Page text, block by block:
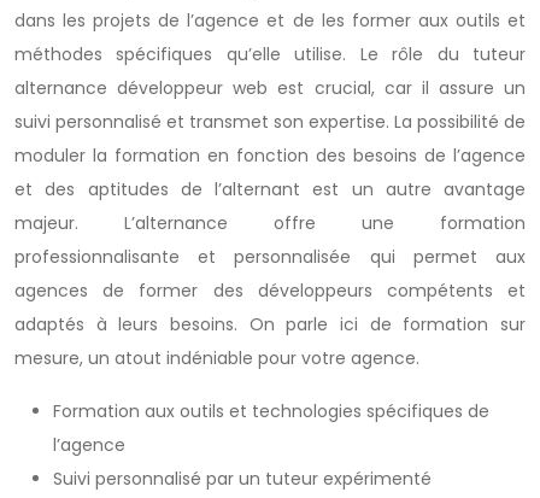
dans les projets de l’agence et de les former aux outils et
méthodes spécifiques qu’elle utilise. Le rôle du tuteur
alternance développeur web est crucial, car il assure un
suivi personnalisé et transmet son expertise. La possibilité de
moduler la formation en fonction des besoins de l’agence
et des aptitudes de l’alternant est un autre avantage
majeur. L’alternance offre une formation
professionnalisante et personnalisée qui permet aux
agences de former des développeurs compétents et
adaptés à leurs besoins. On parle ici de formation sur
mesure, un atout indéniable pour votre agence.
Formation aux outils et technologies spécifiques de
l’agence
Suivi personnalisé par un tuteur expérimenté